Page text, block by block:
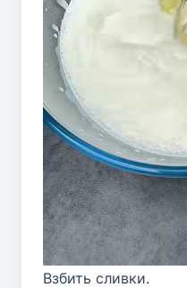
Взбить сливки.